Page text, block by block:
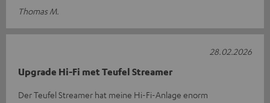
Thomas M.
Upgrade Hi-Fi met Teufel Streamer
Der Teufel Streamer hat meine Hi-Fi-Anlage enorm
28.02.2026